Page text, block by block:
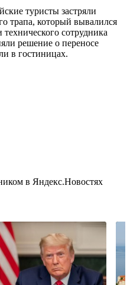
туристы застряли
трапа, который вывалился
технического сотрудника
решение о переносе
в гостиницах.
в Яндекс.Новостях